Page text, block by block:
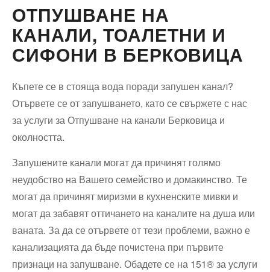
ОТПУШВАНЕ НА
КАНАЛИ, ТОАЛЕТНИ И
СИФОНИ В БЕРКОВИЦА
Къпете се в стояща вода поради запушен канал?
Отървете се от запушването, като се свържете с нас
за услуги за Отпушване на канали Берковица и
околността.
Запушените канали могат да причинят голямо
неудобство на Вашето семейство и домакинство. Те
могат да причинят миризми в кухненските мивки и
могат да забавят оттичането на каналите на душа или
ваната. За да се отървете от тези проблеми, важно е
канализацията да бъде почистена при първите
признаци на запушване. Обадете се на 151® за услуги